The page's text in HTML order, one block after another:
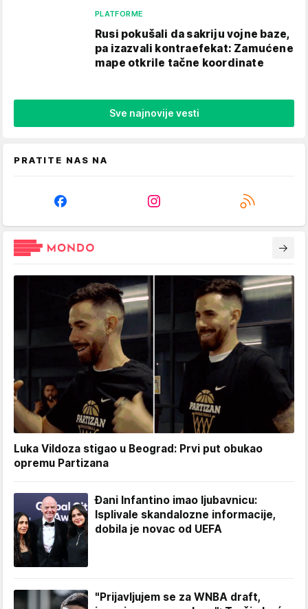
PLATFORME
Rusi pokušali da sakriju vojne baze,
pa izazvali kontraefekat: Zamućene
mape otkrile tačne koordinate
Sve najnovije vesti
PRATITE NAS NA
Luka Vildoza stigao u Beograd: Prvi put obukao
opremu Partizana
Đani Infantino imao ljubavnicu:
Isplivale skandalozne informacije,
dobila je novac od UEFA
"Prijavljujem se za WNBA draft,